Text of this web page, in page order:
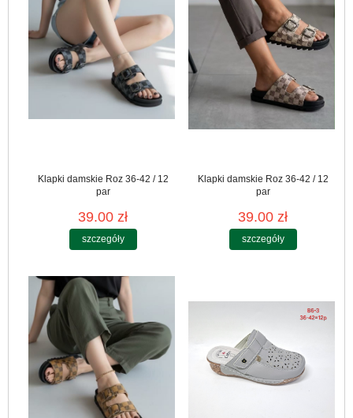
Klapki damskie Roz 36-42 / 12
par
39.00 zł
szczegóły
Klapki damskie Roz 36-42 / 12
par
39.00 zł
szczegóły